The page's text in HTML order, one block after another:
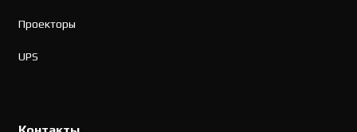
Проекторы
UPS